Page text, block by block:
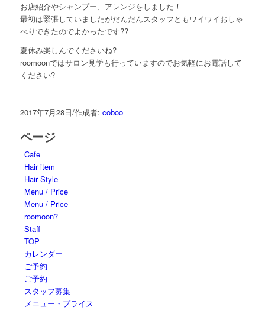
お店紹介やシャンプー、アレンジをしました！
最初は緊張していましたがだんだんスタッフともワイワイおしゃ
べりできたのでよかったです??
夏休み楽しんでくださいね?
roomoonではサロン見学も行っていますのでお気軽にお電話して
ください?
2017年7月28日/作成者: coboo
ページ
Cafe
Hair item
Hair Style
Menu / Price
Menu / Price
roomoon?
Staff
TOP
カレンダー
ご予約
ご予約
スタッフ募集
メニュー・プライス